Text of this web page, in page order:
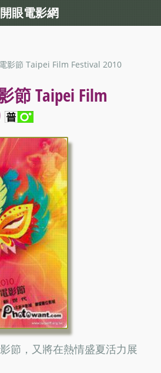
影節 Taipei Film Festival 2010
節 Taipei Film
節，又將在熱情盛夏活力展
開眼電影網